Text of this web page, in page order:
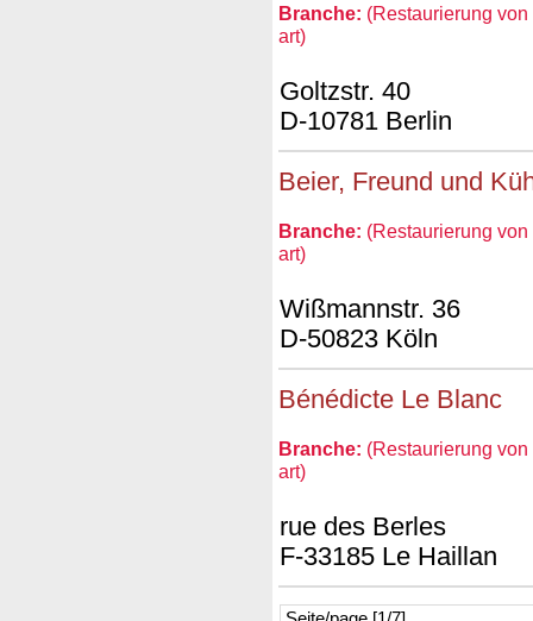
Branche: (Restaurierung
art)
Goltzstr. 40
D-10781 Berlin
Beier, Freund und
Branche: (Restaurierung
art)
Wißmannstr. 36
D-50823 Köln
Bénédicte Le Blanc
Branche: (Restaurierung
art)
rue des Berles
F-33185 Le Haillan